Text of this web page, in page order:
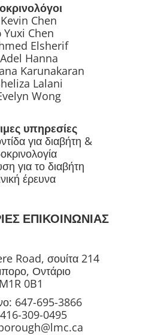
Chen
Yuxi Chen
Elsherif
Hanna
Karunakaran
Lalani
Wong
υπηρεσίες
για διαβήτη &
για το διαβήτη
έρευνα
ΕΠΙΚΟΙΝΩΝΙΑΣ
Road, σουίτα 214
Οντάριο
M1R 0B1
647-695-3866
309-0495